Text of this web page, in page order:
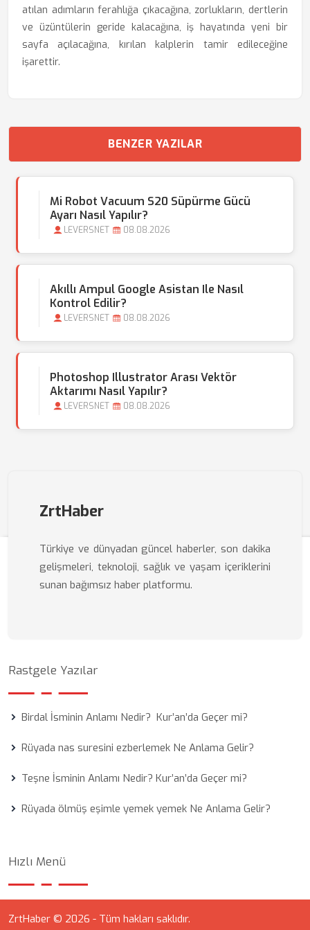
atılan adımların ferahlığa çıkacağına, zorlukların, dertlerin
ve üzüntülerin geride kalacağına, iş hayatında yeni bir
sayfa açılacağına, kırılan kalplerin tamir edileceğine
işarettir.
BENZER YAZILAR
Mi Robot Vacuum S20 Süpürme Gücü
Ayarı Nasıl Yapılır?
LEVERSNET 08.08.2026
Akıllı Ampul Google Asistan Ile Nasıl
Kontrol Edilir?
LEVERSNET 08.08.2026
Photoshop Illustrator Arası Vektör
Aktarımı Nasıl Yapılır?
LEVERSNET 08.08.2026
ZrtHaber
Türkiye ve dünyadan güncel haberler, son dakika
gelişmeleri, teknoloji, sağlık ve yaşam içeriklerini
sunan bağımsız haber platformu.
Rastgele Yazılar
Birdal İsminin Anlamı Nedir? Kur’an’da Geçer mi?
Rüyada nas suresini ezberlemek Ne Anlama Gelir?
Teşne İsminin Anlamı Nedir? Kur’an’da Geçer mi?
Rüyada ölmüş eşimle yemek yemek Ne Anlama Gelir?
Hızlı Menü
ZrtHaber © 2026 - Tüm hakları saklıdır.